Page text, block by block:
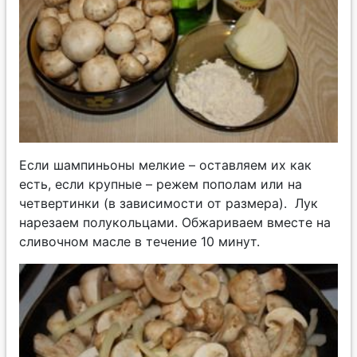
Если шампиньоны мелкие – оставляем их как
есть, если крупные – режем пополам или на
четвертинки (в зависимости от размера). Лук
нарезаем полукольцами. Обжариваем вместе на
сливочном масле в течение 10 минут.